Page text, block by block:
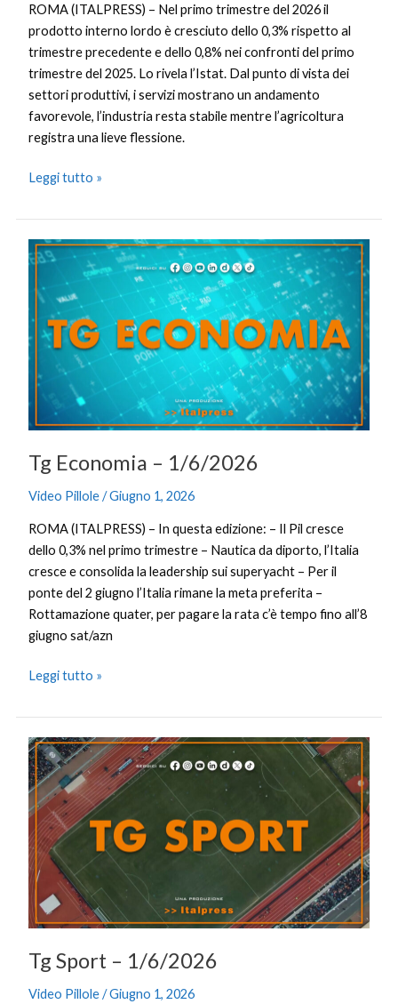
ROMA (ITALPRESS) – Nel primo trimestre del 2026 il
prodotto interno lordo è cresciuto dello 0,3% rispetto al
trimestre precedente e dello 0,8% nei confronti del primo
trimestre del 2025. Lo rivela l’Istat. Dal punto di vista dei
settori produttivi, i servizi mostrano un andamento
favorevole, l’industria resta stabile mentre l’agricoltura
registra una lieve flessione.
Leggi tutto »
Tg Economia – 1/6/2026
Video Pillole/Giugno 1, 2026
ROMA (ITALPRESS) – In questa edizione: – Il Pil cresce
dello 0,3% nel primo trimestre – Nautica da diporto, l’Italia
cresce e consolida la leadership sui superyacht – Per il
ponte del 2 giugno l’Italia rimane la meta preferita –
Rottamazione quater, per pagare la rata c’è tempo fino all’8
giugno sat/azn
Tg
Economia
1/6/2026
Leggi tutto »
Tg Sport – 1/6/2026
Video Pillole/Giugno 1, 2026
Tg
Sport
–
1/6/2026